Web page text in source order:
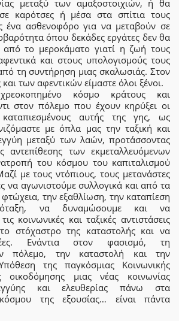
μεταξύ των αμαξοστοιχιών, ή θα
καρότσες ή μέσα στα σπίτια τους
ένα ασθενοφόρο για να μεταβούν σε
όπου δεκάδες εργάτες δεν θα
από το μεροκάματο γιατί η ζωή τους
και στους υπολογισμούς τους
τη συντήρηση μιας σκαλωσιάς. Στον
των αφεντικών είμαστε όλοι ξένοι.
κόσμο κράτους και
στον πόλεμο που έχουν κηρύξει οι
καταπιεσμένους αυτής της γης, ως
με όπλα μας την ταξική και
μεταξύ των λαών, προτάσσοντας
των εκμεταλλευόμενων
του κόσμου του καπιταλισμού
με τους ντόπιους, τους μετανάστες
να αγωνιστούμε συλλογικά και από τα
την εξαθλίωση, την καταπίεση
να δυναμώσουμε και να
κοινωνικές και ταξικές αντιστάσεις
στόχαστρο της καταστολής και να
Ενάντια στον φασισμό, τη
πόλεμο, την καταστολή και την
της παγκόσμιας Κοινωνικής
οικοδόμησης μιας νέας κοινωνίας
και ελευθερίας πάνω στα
της εξουσίας… είναι πάντα